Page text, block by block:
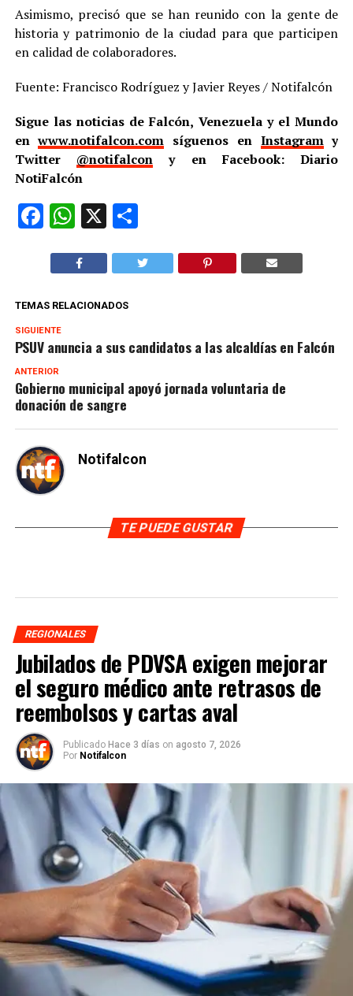
Asimismo, precisó que se han reunido con la gente de
historia y patrimonio de la ciudad para que participen
en calidad de colaboradores.
Fuente: Francisco Rodríguez y Javier Reyes / Notifalcón
Sigue las noticias de Falcón, Venezuela y el Mundo
enwww.notifalcon.com síguenos en Instagramy
Twitter @notifalcon y en Facebook: Diario
NotiFalcón
Facebook
WhatsApp
X Compartir
TEMAS RELACIONADOS
SIGUIENTE
PSUV anuncia a sus candidatos a las alcaldías en Falcón
ANTERIOR
Gobierno municipal apoyó jornada voluntaria de
donación de sangre
Notifalcon
TE PUEDE GUSTAR
REGIONALES
Jubilados de PDVSA exigen mejorar
el seguro médico ante retrasos de
reembolsos y cartas aval
Publicado Hace 3 días on agosto 7, 2026
Por Notifalcon